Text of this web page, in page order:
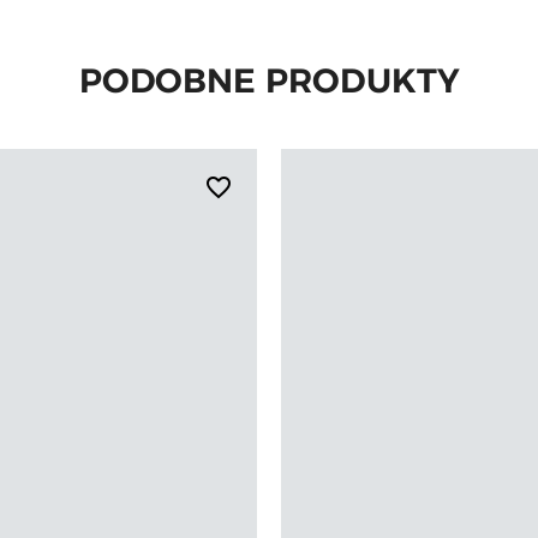
PODOBNE PRODUKTY
favorite_border